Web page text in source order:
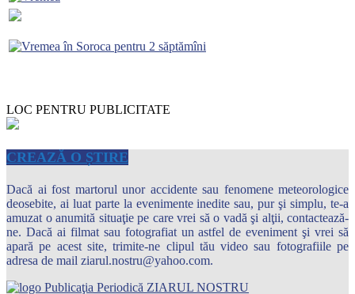
LOC PENTRU PUBLICITATE
CREAZĂ O ȘTIRE
Dacă ai fost martorul unor accidente sau fenomene meteorologice
deosebite, ai luat parte la evenimente inedite sau, pur şi simplu, te-a
amuzat o anumită situaţie pe care vrei să o vadă şi alţii, contactează-
ne. Dacă ai filmat sau fotografiat un astfel de eveniment şi vrei să
apară pe acest site, trimite-ne clipul tău video sau fotografiile pe
adresa de mail ziarul.nostru@yahoo.com.